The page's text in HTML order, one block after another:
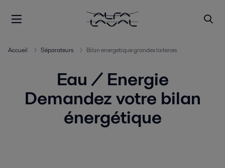
Accueil Séparateurs Bilan energetique grandes laiteries
Eau / Energie
Demandez votre bilan
énergétique